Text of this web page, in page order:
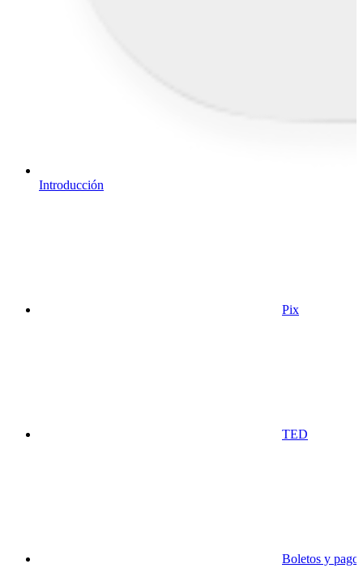
Introducción
Pix
TED
Boletos y pago